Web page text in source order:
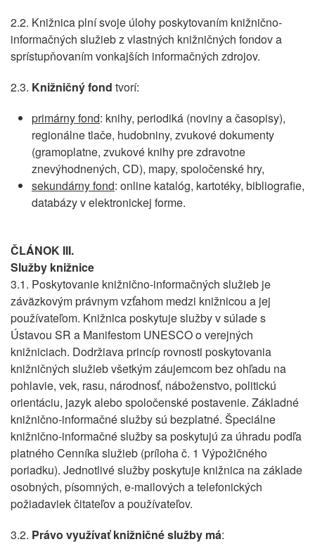
2.2. Knižnica plní svoje úlohy poskytovaním knižnično-
informačných služieb z vlastných knižničných fondov a
sprístupňovaním vonkajších informačných zdrojov.
2.3. Knižničný fond tvorí:
primárny fond: knihy, periodiká (noviny a časopisy),
regionálne tlače, hudobniny, zvukové dokumenty
(gramoplatne, zvukové knihy pre zdravotne
znevýhodnených, CD), mapy, spoločenské hry,
sekundárny fond: online katalóg, kartotéky, bibliografie,
databázy v elektronickej forme.
ČLÁNOK III.
Služby knižnice
3.1. Poskytovanie knižnično-informačných služieb je
záväzkovým právnym vzťahom medzi knižnicou a jej
používateľom. Knižnica poskytuje služby v súlade s
Ústavou SR a Manifestom UNESCO o verejných
knižniciach. Dodržiava princíp rovnosti poskytovania
knižničných služieb všetkým záujemcom bez ohľadu na
pohlavie, vek, rasu, národnosť, náboženstvo, politickú
orientáciu, jazyk alebo spoločenské postavenie. Základné
knižnično-informačné služby sú bezplatné. Špeciálne
knižnično-informačné služby sa poskytujú za úhradu podľa
platného Cenníka služieb (príloha č. 1 Výpožičného
poriadku). Jednotlivé služby poskytuje knižnica na základe
osobných, písomných, e-mailových a telefonických
požiadaviek čitateľov a používateľov.
3.2. Právo využívať knižničné služby má: